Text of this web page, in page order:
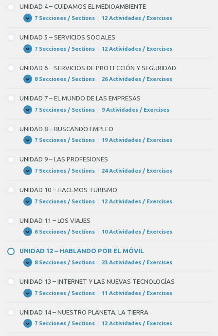
LA
CASA
–
PROBLEMAS
DE
LA
UNIDAD 4 – CUIDAMOS EL MEDIOAMBIENTE
Expandir
UNIDAD
–
CUIDAMOS
EL
MEDIOAMBIENTE
7 Secciones / Sections 12 Actividades / Exercises
UNIDAD 5 – SERVICIOS SOCIALES
Expandir
UNIDAD
–
SERVICIOS
SOCIALES
7 Secciones / Sections 12 Actividades / Exercises
UNIDAD 6 – SERVICIOS DE PROTECCIÓN Y SEGURIDAD
Expandir
UNIDAD
–
SERVICIOS
DE
PROTECCIÓN
SEGURIDAD
8 Secciones / Sections 26 Actividades / Exercises
UNIDAD 7 – EL MUNDO DE LAS EMPRESAS
Expandir
UNIDAD
–
EL
MUNDO
EMPRESAS
7 Secciones / Sections 9 Actividades / Exercises
UNIDAD 8 – BUSCANDO EMPLEO
Expandir
UNIDAD
–
BUSCANDO
EMPLEO
7 Secciones / Sections 19 Actividades / Exercises
UNIDAD 9 – LAS PROFESIONES
Expandir
UNIDAD
–
LAS
PROFESIONES
7 Secciones / Sections 24 Actividades / Exercises
UNIDAD 10 – HACEMOS TURISMO
Expandir
UNIDAD
–
HACEMOS
TURISMO
7 Secciones / Sections 12 Actividades / Exercises
UNIDAD 11 – LOS VIAJES
Expandir
UNIDAD
–
LOS
VIAJES
6 Secciones / Sections 10 Actividades / Exercises
UNIDAD 12 – HABLANDO POR EL MÓVIL
Expandir
UNIDAD
–
HABLANDO
POR
EL
8 Secciones / Sections 23 Actividades / Exercises
UNIDAD 13 – INTERNET Y LAS NUEVAS TECNOLOGÍAS
Expandir
UNIDAD
–
INTERNET
Y
LAS
7 Secciones / Sections 11 Actividades / Exercises
UNIDAD 14 – NUESTRO PLANETA, LA TIERRA
Expandir
UNIDAD7 Secciones / Sections 12 Actividades / Exercises